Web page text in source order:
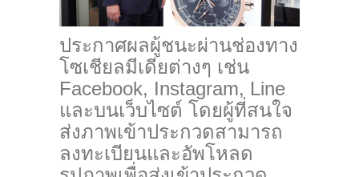
ประกาศผลผู้ชนะผ่านช่องทาง
โซเชียลมีเดียต่างๆ เช่น
Facebook, Instagram, Line
และบนเว็บไซต์ โดยผู้ที่สนใจ
ส่งภาพเข้าประกวดสามารถ
ลงทะเบียนและอัพโหลด